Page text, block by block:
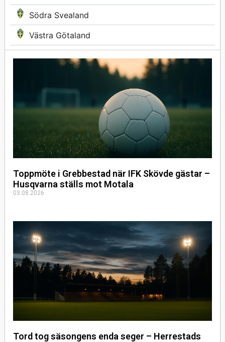
Södra Svealand
Västra Götaland
Toppmöte i Grebbestad när IFK Skövde gästar –
Husqvarna ställs mot Motala
03.08.2026
Tord tog säsongens enda seger – Herrestads